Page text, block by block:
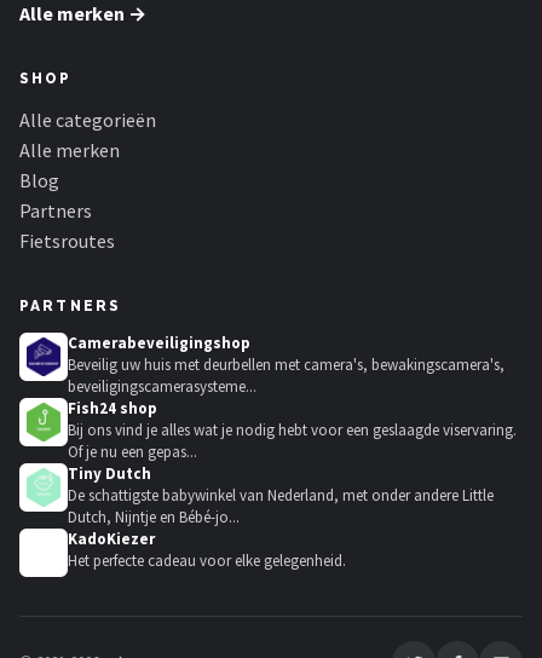
Alle merken →
SHOP
Alle categorieën
Alle merken
Blog
Partners
Fietsroutes
PARTNERS
Camerabeveiligingshop
Beveilig uw huis met deurbellen met camera's, bewakingscamera's,
beveiligingscamerasysteme...
Fish24 shop
Bij ons vind je alles wat je nodig hebt voor een geslaagde viservaring.
Of je nu een gepas...
Tiny Dutch
De schattigste babywinkel van Nederland, met onder andere Little
Dutch, Nijntje en Bébé-jo...
KadoKiezer
Het perfecte cadeau voor elke gelegenheid.